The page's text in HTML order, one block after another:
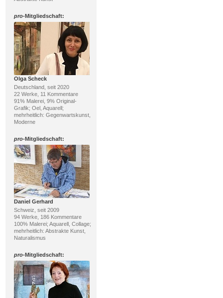
pro-Mitgliedschaft:
Olga Scheck
Deutschland, seit 2020
22 Werke, 11 Kommentare
91% Malerei, 9% Original-
Grafik; Oel, Aquarell;
mehrheitlich: Gegenwartskunst,
Moderne
pro-Mitgliedschaft:
Daniel Gerhard
Schweiz, seit 2009
94 Werke, 186 Kommentare
100% Malerei; Aquarell, Collage;
mehrheitlich: Abstrakte Kunst,
Naturalismus
pro-Mitgliedschaft: